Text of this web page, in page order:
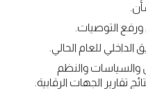
ورفع التوصيات.
للعام الحالي.
والسياسات والنظم
تقارير الجهات الرقابية.